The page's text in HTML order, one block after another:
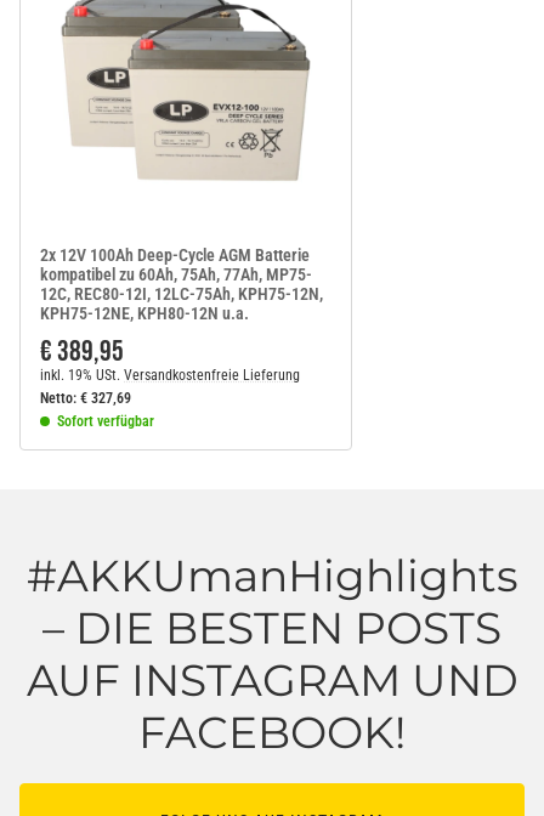
2x 12V 100Ah Deep-Cycle AGM Batterie
kompatibel zu 60Ah, 75Ah, 77Ah, MP75-
12C, REC80-12I, 12LC-75Ah, KPH75-12N,
KPH75-12NE, KPH80-12N u.a.
€ 389,95
inkl. 19% USt. Versandkostenfreie Lieferung
Netto: € 327,69
Sofort verfügbar
#AKKUmanHighlights
– DIE BESTEN POSTS
AUF INSTAGRAM UND
FACEBOOK!